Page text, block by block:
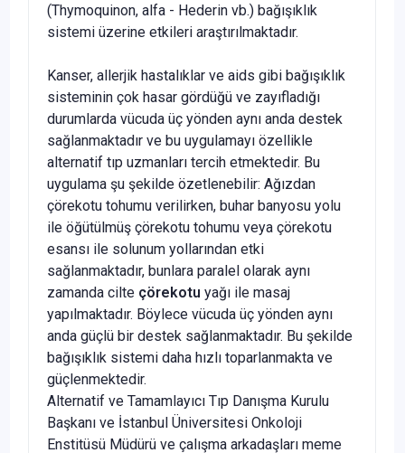
(Thymoquinon, alfa - Hederin vb.) bağı­şıklık
sistemi üzerine etkileri araştırılmaktadır.
Kanser, allerjik hastalıklar ve aids gibi bağışıklık
sisteminin çok hasar gördüğü ve zayıfladığı
durumlarda vücuda üç yön­den aynı anda destek
sağlanmaktadır ve bu uygulamayı özel­likle
alternatif tıp uzmanları tercih etmektedir. Bu
uygulama şu şekilde özetlenebilir: Ağızdan
çörekotu tohumu verilirken, buhar banyosu yolu
ile öğütülmüş çörekotu tohumu veya çö­rekotu
esansı ile solunum yollarından etki
sağlanmaktadır, bunlara paralel olarak aynı
zamanda cilte çörekotu yağı ile masaj
yapılmaktadır. Böylece vücuda üç yönden aynı
anda güçlü bir destek sağlanmaktadır. Bu şekilde
bağışıklık siste­mi daha hızlı toparlanmakta ve
güçlenmektedir.
Alternatif ve Tamamlayıcı Tıp Danışma Kurulu
Başkanı ve İstanbul Üniversitesi Onkoloji
Enstitüsü Müdürü ve çalışma arkadaşları meme